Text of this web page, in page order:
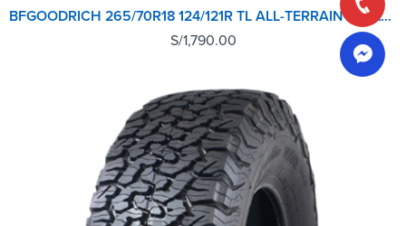
BFGOODRICH 265/70R18 124/121R TL ALL-TERRAIN T/A KO2 LRE RWL GO
S/1,790.00